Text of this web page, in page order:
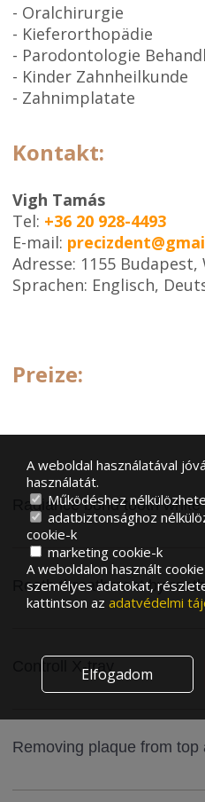
- Oralchirurgie
- Kieferorthopädie
- Parodontologie
- Kinder Zahnheilkunde
- Zahnimplatate
Kontakt:
Vigh Tamás
Tel: +36 20 928-4493
E-mail:
Adresse: 1155 Budapest,
Sprachen: Englisch,
Preize:
Radiance bond tooth
Rooth threathment by
Controll X-tray
Removing plaque from top
A weboldal használatával
használatát.
Működéshez
adatbiztonsághoz
cookie-k
marketing cookie-k
A weboldalon használt
személyes adatokat,
kattintson az adatvédelmi
Elfogadom